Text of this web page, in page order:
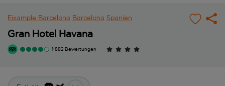
Eixample Barcelona Barcelona Spanien
Gran Hotel Havana
1'882 Bewertungen